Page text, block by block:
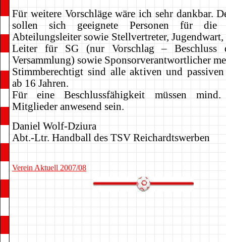
Für weitere Vorschläge wäre ich sehr dankbar.
sollen sich geeignete Personen für die
Abteilungsleiter sowie Stellvertreter,
Leiter für SG (nur Vorschlag – Beschluss
Versammlung) sowie Sponsorverantwortlicher
Stimmberechtigt sind alle aktiven und
ab 16 Jahren.
Für eine Beschlussfähigkeit müssen
Mitglieder anwesend sein.
Daniel Wolf-Dziura
Abt.-Ltr. Handball des TSV Reichardtswerben
Verein Aktuell 2007/08